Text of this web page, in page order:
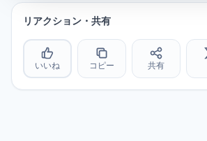
リアクション・共有
いいね コピー 共有